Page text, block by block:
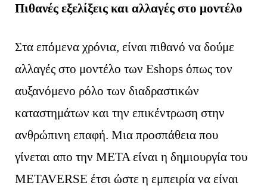
Πιθανές εξελίξεις και αλλαγές στο μοντέλο
Στα επόμενα χρόνια, είναι πιθανό να δούμε
αλλαγές στο μοντέλο των Eshops όπως τον
αυξανόμενο ρόλο των διαδραστικών
καταστημάτων και την επικέντρωση στην
ανθρώπινη επαφή. Μια προσπάθεια που
γίνεται απο την META είναι η δημιουργία του
METAVERSE έτσι ώστε η εμπειρία να είναι